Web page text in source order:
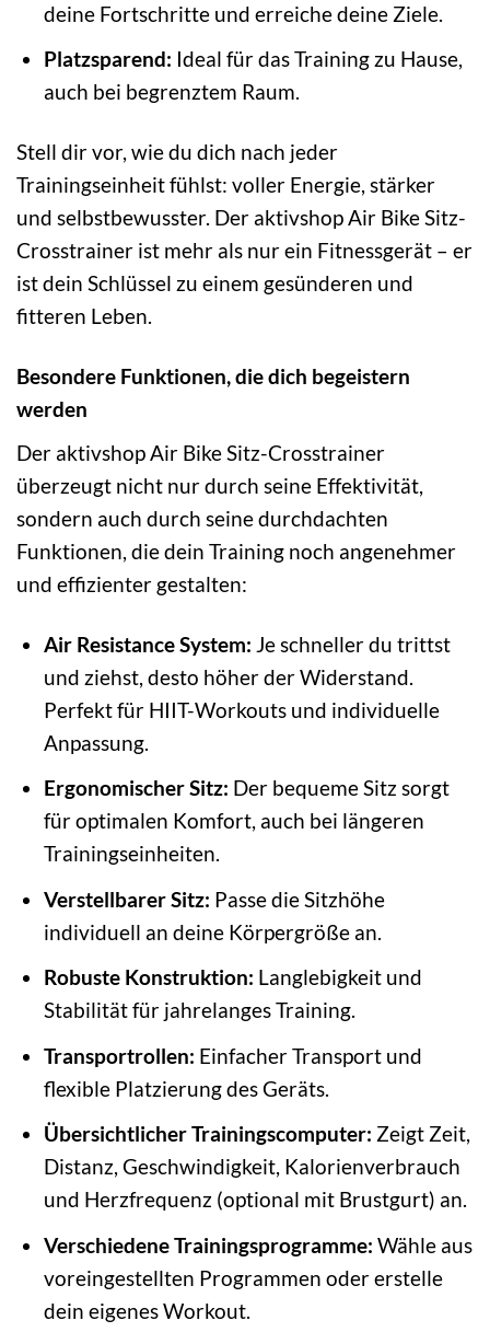
deine Fortschritte und erreiche deine Ziele.
Platzsparend: Ideal für das Training zu Hause,
auch bei begrenztem Raum.
Stell dir vor, wie du dich nach jeder
Trainingseinheit fühlst: voller Energie, stärker
und selbstbewusster. Der aktivshop Air Bike Sitz-
Crosstrainer ist mehr als nur ein Fitnessgerät – er
ist dein Schlüssel zu einem gesünderen und
fitteren Leben.
Besondere Funktionen, die dich begeistern
werden
Der aktivshop Air Bike Sitz-Crosstrainer
überzeugt nicht nur durch seine Effektivität,
sondern auch durch seine durchdachten
Funktionen, die dein Training noch angenehmer
und effizienter gestalten:
Air Resistance System: Je schneller du trittst
und ziehst, desto höher der Widerstand.
Perfekt für HIIT-Workouts und individuelle
Anpassung.
Ergonomischer Sitz: Der bequeme Sitz sorgt
für optimalen Komfort, auch bei längeren
Trainingseinheiten.
Verstellbarer Sitz: Passe die Sitzhöhe
individuell an deine Körpergröße an.
Robuste Konstruktion: Langlebigkeit und
Stabilität für jahrelanges Training.
Transportrollen: Einfacher Transport und
flexible Platzierung des Geräts.
Übersichtlicher Trainingscomputer: Zeigt Zeit,
Distanz, Geschwindigkeit, Kalorienverbrauch
und Herzfrequenz (optional mit Brustgurt) an.
Verschiedene Trainingsprogramme: Wähle aus
voreingestellten Programmen oder erstelle
dein eigenes Workout.